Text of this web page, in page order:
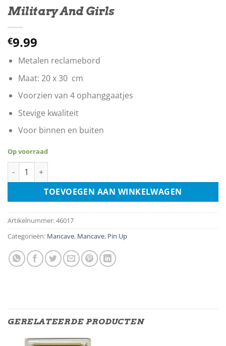
Military And Girls
€9.99
Metalen reclamebord
Maat: 20 x 30 cm
Voorzien van 4 ophanggaatjes
Stevige kwaliteit
Voor binnen en buiten
Op voorraad
Military And Girls aantal
TOEVOEGEN AAN WINKELWAGEN
Artikelnummer:46017
Categorieën: Mancave, Mancave, Pin Up
GERELATEERDE PRODUCTEN